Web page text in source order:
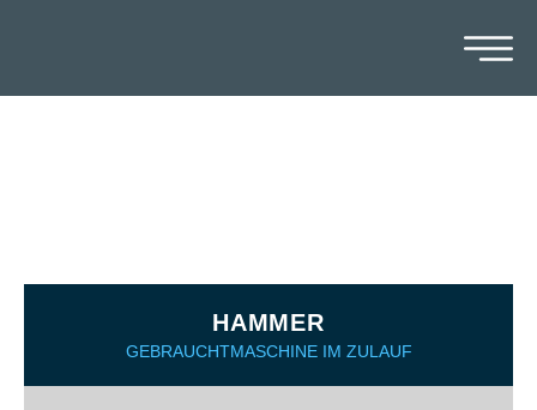
HAMMER
GEBRAUCHTMASCHINE IM ZULAUF